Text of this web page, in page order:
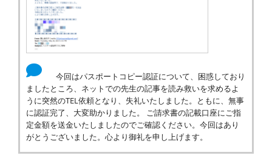
今回はパスポートコピー認証について、困惑しており
ましたところ、ネットでの先生の記事を読み救いを求めるよ
うに突然のTEL依頼となり、失礼いたしました。ともに、無事
に認証完了、大変助かりました。 ご請求書の記載口座にご指
定金額を送金いたしましたのでご確認ください。今回はあり
がとうございました。心より御礼を申し上げます。